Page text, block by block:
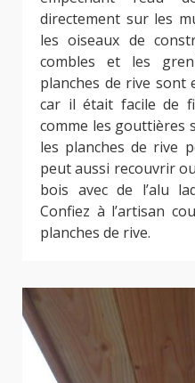
directement sur les
les oiseaux de
combles et les
planches de rive sont
car il était facile de
comme les gouttières
les planches de rive
peut aussi recouvrir
bois avec de l’alu
Confiez à l’artisan
planches de rive.